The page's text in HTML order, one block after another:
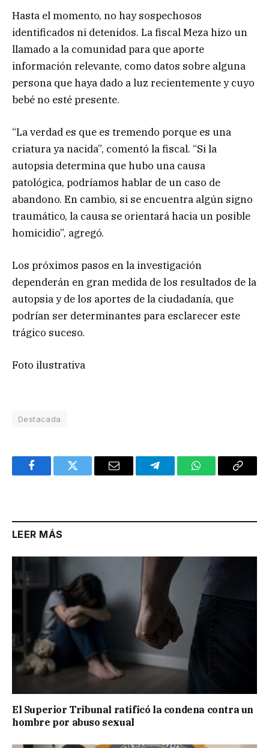
Hasta el momento, no hay sospechosos
identificados ni detenidos. La fiscal Meza hizo un
llamado a la comunidad para que aporte
información relevante, como datos sobre alguna
persona que haya dado a luz recientemente y cuyo
bebé no esté presente.
“La verdad es que es tremendo porque es una
criatura ya nacida”, comentó la fiscal. “Si la
autopsia determina que hubo una causa
patológica, podríamos hablar de un caso de
abandono. En cambio, si se encuentra algún signo
traumático, la causa se orientará hacia un posible
homicidio”, agregó.
Los próximos pasos en la investigación
dependerán en gran medida de los resultados de la
autopsia y de los aportes de la ciudadanía, que
podrían ser determinantes para esclarecer este
trágico suceso.
Foto ilustrativa
Destacada
FacebookTwitter Email TelegramWhatsAppCopy
LEER MÁS
El Superior Tribunal ratificó la condena contra un
hombre por abuso sexual